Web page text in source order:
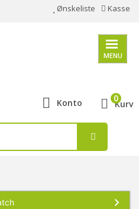
Ønskeliste Kasse
MENU
Konto Kurv
0